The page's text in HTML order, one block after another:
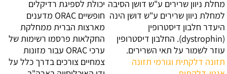
מחלת ניוון שרירים ע"ש דושן הסיבה
למחלת ניוון שרירים ע"ש דושן הינה
היעדר חלבון דיסטרופין
(dystrophin). החלבון דיסטרופין
עוזר לשמור על תאי השרירים.
תזונה דלקתית וגורמי תזונה
יכולת לספיגת רדיקלים
חופשיים ORAC
מדענים
מארצות הברית ממחלקת
החקלאות פרסמו רשימות של
ערכי ORAC עבור מזונות
צמחיים צורכים בדרך כלל על